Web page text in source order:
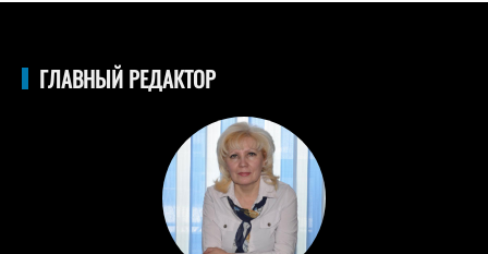
ГЛАВНЫЙ РЕДАКТОР